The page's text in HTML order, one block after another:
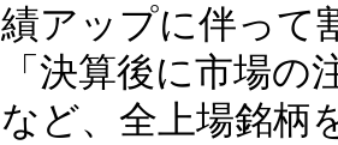
績アップに伴って
「決算後に市場
など、全上場銘柄